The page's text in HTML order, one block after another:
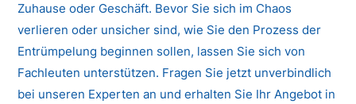
Zuhause oder Geschäft. Bevor Sie sich im Chaos
verlieren oder unsicher sind, wie Sie den Prozess der
Entrümpelung beginnen sollen, lassen Sie sich von
Fachleuten unterstützen. Fragen Sie jetzt unverbindlich
bei unseren Experten an und erhalten Sie Ihr Angebot in